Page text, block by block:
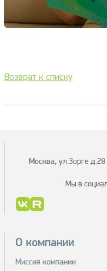
Возврат к списку
Москва, ул.Зорге д.28
Мы в
О компании
Миссия компании